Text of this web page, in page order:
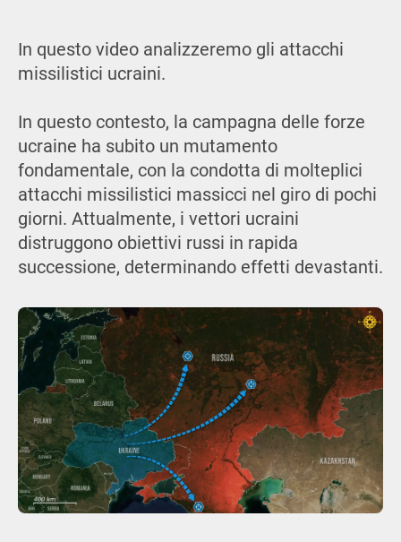
In questo video analizzeremo gli attacchi
missilistici ucraini.
In questo contesto, la campagna delle forze
ucraine ha subito un mutamento
fondamentale, con la condotta di molteplici
attacchi missilistici massicci nel giro di pochi
giorni. Attualmente, i vettori ucraini
distruggono obiettivi russi in rapida
successione, determinando effetti devastanti.